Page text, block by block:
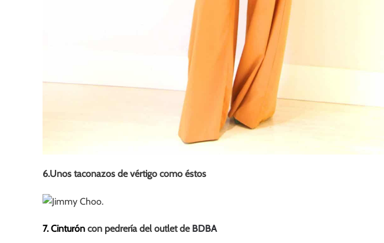
6.Unos taconazos de vértigo como éstos
7. Cinturón con pedrería del outlet deBDBA